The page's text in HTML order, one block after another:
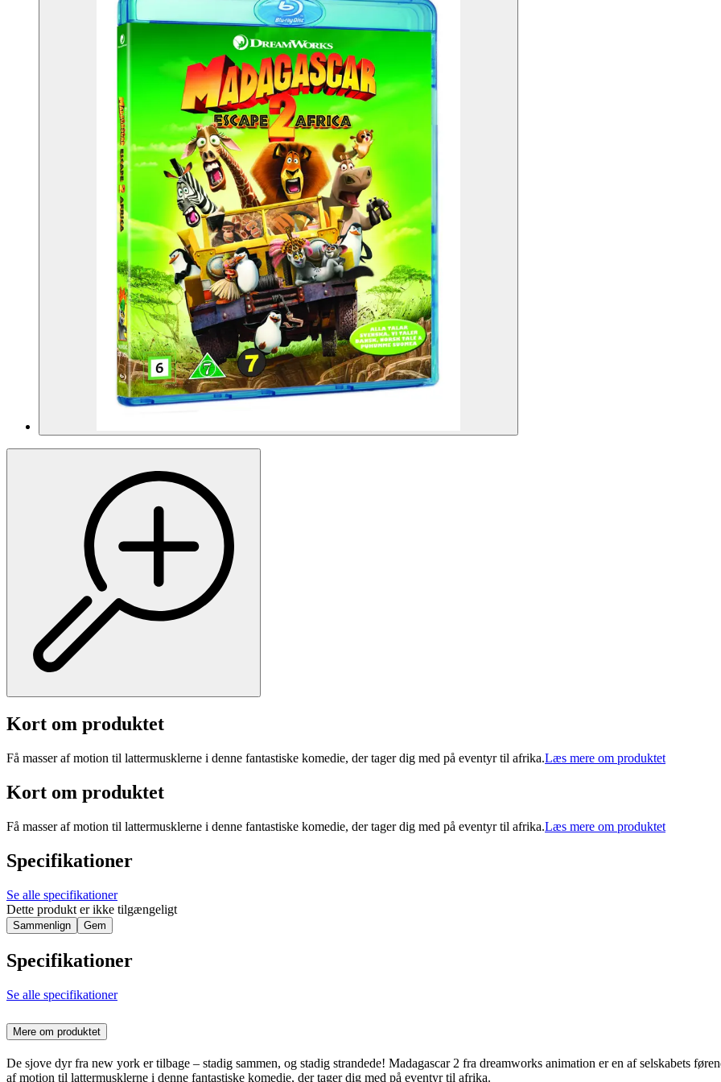
Kort om produktet
Få masser af motion til lattermusklerne i denne fantastiske komedie, der tager dig med på eventyr til afrika.Læs mere om produktet
Kort om produktet
Få masser af motion til lattermusklerne i denne fantastiske komedie, der tager dig med på eventyr til afrika.Læs mere om produktet
Specifikationer
Se alle specifikationer
Dette produkt er ikke tilgængeligt
Sammenlign Gem
Specifikationer
Se alle specifikationer
Mere om produktet
De sjove dyr fra new york er tilbage – stadig sammen, og stadig strandede! Madagascar 2 fra dreamworks animation er en af selskabets
af motion til lattermusklerne i denne fantastiske komedie, der tager dig med på eventyr til afrika.